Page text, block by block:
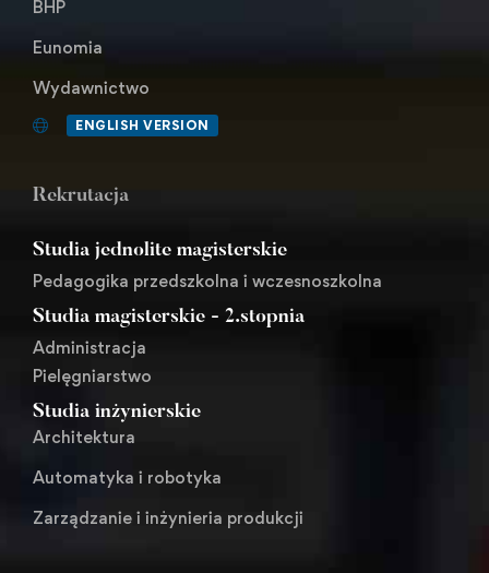
BHP
Eunomia
Wydawnictwo
ENGLISH VERSION
Rekrutacja
Studia jednolite magisterskie
Pedagogika przedszkolna i wczesnoszkolna
Studia magisterskie - 2.stopnia
Administracja
Pielęgniarstwo
Studia inżynierskie
Architektura
Automatyka i robotyka
Zarządzanie i inżynieria produkcji